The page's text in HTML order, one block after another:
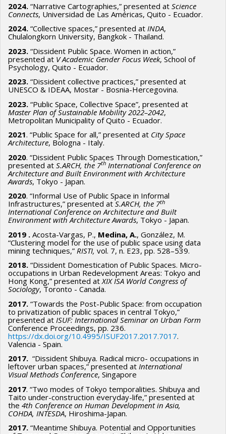
2024. “Narrative Cartographies,” presented at Science
Connects, Universidad de Las Américas, Quito - Ecuador.
2024. “Collective spaces,” presented at INDA,
Chulalongkorn University, Bangkok - Thailand.
2023. “Dissident Public Space. Women in action,”
presented at V Academic Gender Focus Week, School of
Psychology, Quito - Ecuador.
2023. “Dissident collective practices,” presented at
UNESCO & IDEAA, Mostar - Bosnia-Hercegovina.
2023. “Public Space, Collective Space”, presented at
Master Plan of Sustainable Mobility 2022–2042,
Metropolitan Municipality of Quito - Ecuador.
2021. “Public Space for all,” presented at City Space
Architecture, Bologna - Italy.
2020. “Dissident Public Spaces Through Domestication,”
presented at S.ARCH, the 7th International Conference on
Architecture and Built Environment with Architecture
Awards, Tokyo - Japan.
2020. “Informal Use of Public Space in Informal
Infrastructures,” presented atS.ARCH, the 7th
International Conference on Architecture and Built
Environment with Architecture Awards, Tokyo - Japan.
2019 . Acosta-Vargas, P., Medina, A., González, M.
“Clustering model for the use of public space using data
mining techniques,” RISTI, vol. 7, n. E23, pp. 528–539.
2018. “Dissident Domestication of Public Spaces. Micro-
occupations in Urban Redevelopment Areas: Tokyo and
Hong Kong,” presented atXIX ISA World Congress of
Sociology, Toronto - Canada.
2017. “Towards the Post-Public Space: from occupation
to privatization of public spaces in central Tokyo,”
presented at ISUF: International Seminar on Urban Form
Conference Proceedings, pp. 236.
https://dx.doi.org/10.4995/ISUF2017.2017.7017.
Valencia - Spain.
2017. “Dissident Shibuya. Radical micro- occupations in
leftover urban spaces,” presented at International
Visual Methods Conference, Singapore
2017. “Two modes of Tokyo temporalities. Shibuya and
Taito under-construction everyday-life,” presented at
the 4th Conference on Human Development in Asia,
COHDA, INTESDA, Hiroshima-Japan.
2017. “Meantime Shibuya. Potential and Opportunities